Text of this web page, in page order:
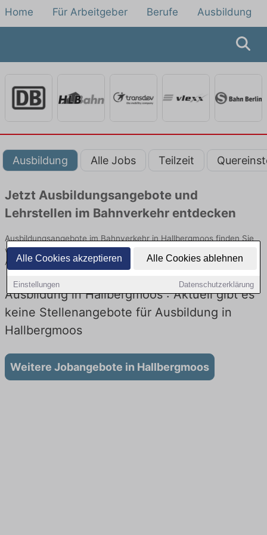
Alle Cookies akzeptieren Alle Cookies ablehnen
Einstellungen Datenschutzerklärung
Home Für Arbeitgeber Berufe Ausbildung
Ausbildung Alle Jobs Teilzeit
Jetzt Ausbildungsangebote und
Lehrstellen im Bahnverkehr entdecken
Ausbildungsangebote im Bahnverkehr in Hallbergmoos finden Sie
von namhaften Firmen. Entdecken Sie freie Optionen von Top-
Arbeitgebern und bewerben Sie sich noch heute.
Ausbildung in Hallbergmoos : Aktuell gibt es
keine Stellenangebote für Ausbildung in
Hallbergmoos
Weitere Jobangebote in Hallbergmoos